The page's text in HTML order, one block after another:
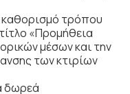
τρόπου
«Προμήθεια
μέσων και την
των κτιρίων
δωρεά